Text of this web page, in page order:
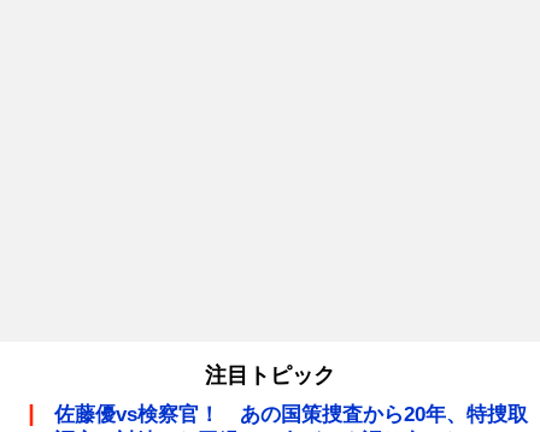
注目トピック
佐藤優vs検察官！ あの国策捜査から20年、特捜取